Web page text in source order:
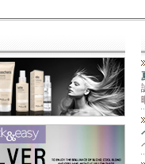
と違って、泡のム
手につけると泡が
なくなって水々し
くてとても手がし
っとり艶々に🫶 そ
して爪もピカピカ
✨💅 手肌が痛む前
に守ってくれます
😉 これ一本で『保